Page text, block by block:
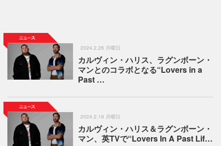
2024.2.26 月曜日
カルヴィン・ハリス、ラグンボーン・
マンとのコラボとなる“Lovers in a
Past …
2024.2.19 月曜日
カルヴィン・ハリス＆ラグンボーン・
マン、英TVで“Lovers In A Past Lif…